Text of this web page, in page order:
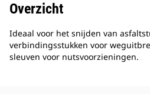
Overzicht
Ideaal voor het snijden van
verbindingsstukken voor
sleuven voor nutsvoorzieningen.